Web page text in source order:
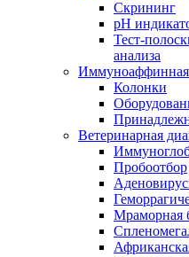
Скрининг
pH
Тест-
анализа
Иммуноаффинная
Колонки
Ветеринарная
Пробоотбор
Мраморная